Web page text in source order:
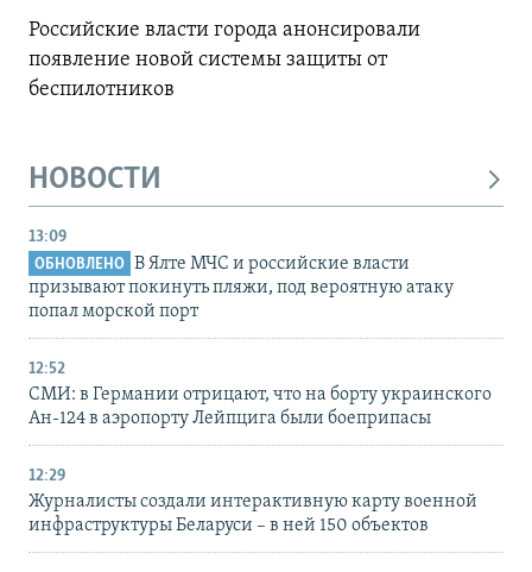
Российские власти города анонсировали
появление новой системы защиты от
беспилотников
НОВОСТИ
13:09
ОБНОВЛЕНО
В Ялте МЧС и российские власти
призывают покинуть пляжи, под вероятную атаку
попал морской порт
12:52
СМИ: в Германии отрицают, что на борту украинского
Ан-124 в аэропорту Лейпцига были боеприпасы
12:29
Журналисты создали интерактивную карту военной
инфраструктуры Беларуси – в ней 150 объектов